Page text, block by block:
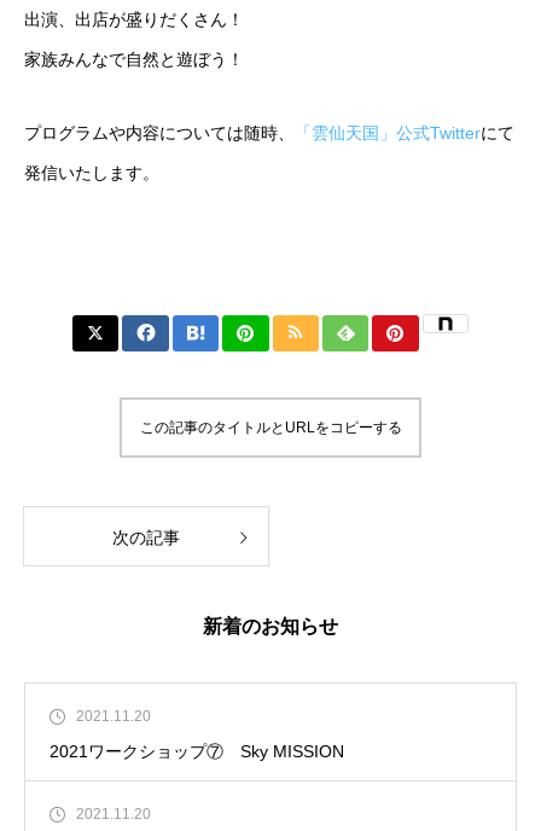
出演、出店が盛りだくさん！
家族みんなで自然と遊ぼう！
プログラムや内容については随時、 「雲仙天国」公式Twitterにて
発信いたします。
この記事のタイトルとURLをコピーする
次の記事
新着のお知らせ
2021.11.20
2021ワークショップ⑦ Sky MISSION
2021.11.20